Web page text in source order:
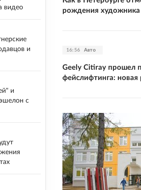
рождения
16:56 Авто
Geely Citiray прошел
фейслифтинга:
видео
и
и
с